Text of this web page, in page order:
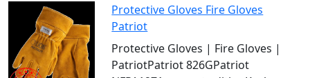
Protective Gloves Fire Gloves
Patriot
Protective Gloves | Fire Gloves |
PatriotPatriot 826GPatriot